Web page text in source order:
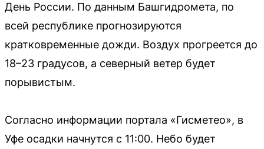
День России. По данным Башгидромета, по
всей республике прогнозируются
кратковременные дожди. Воздух прогреется до
18–23 градусов, а северный ветер будет
порывистым.
Согласно информации портала «Гисметео», в
Уфе осадки начнутся с 11:00. Небо будет